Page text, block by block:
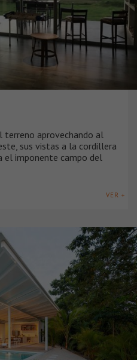
terreno aprovechando al
sus vistas a la cordillera
el imponente campo del
VER +